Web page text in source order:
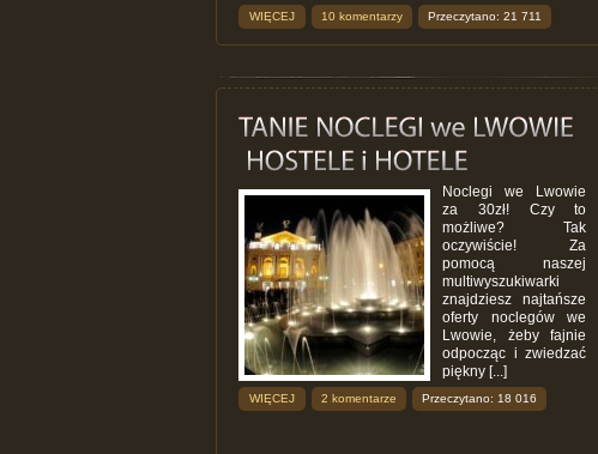
WIĘCEJ 10 komentarzy Przeczytano: 21 711
Noclegi we Lwowie
za 30zł! Czy to
możliwe? Tak
oczywiście! Za
pomocą naszej
multiwyszukiwarki
znajdziesz najtańsze
oferty noclegów we
Lwowie, żeby fajnie
odpocząc i zwiedzać
piękny [...]
WIĘCEJ 2 komentarze Przeczytano: 18 016